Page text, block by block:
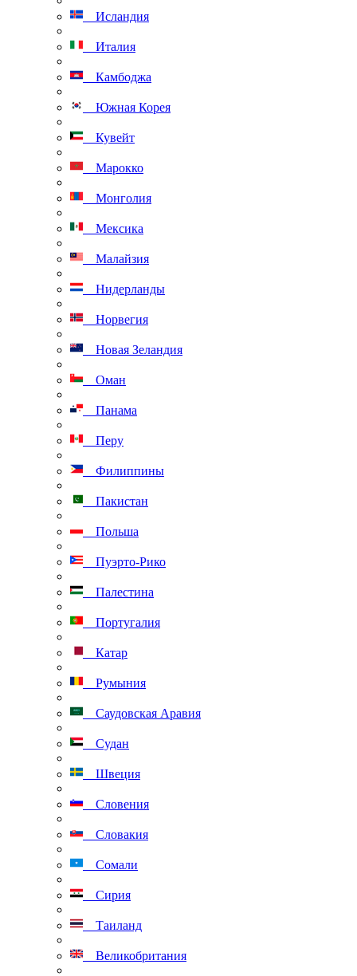
Исландия
Италия
Камбоджа
Южная Корея
Кувейт
Марокко
Монголия
Мексика
Малайзия
Нидерланды
Норвегия
Новая Зеландия
Оман
Панама
Перу
Филиппины
Пакистан
Польша
Пуэрто-Рико
Палестина
Португалия
Катар
Румыния
Саудовская Аравия
Судан
Швеция
Словения
Словакия
Сомали
Сирия
Таиланд
Великобритания